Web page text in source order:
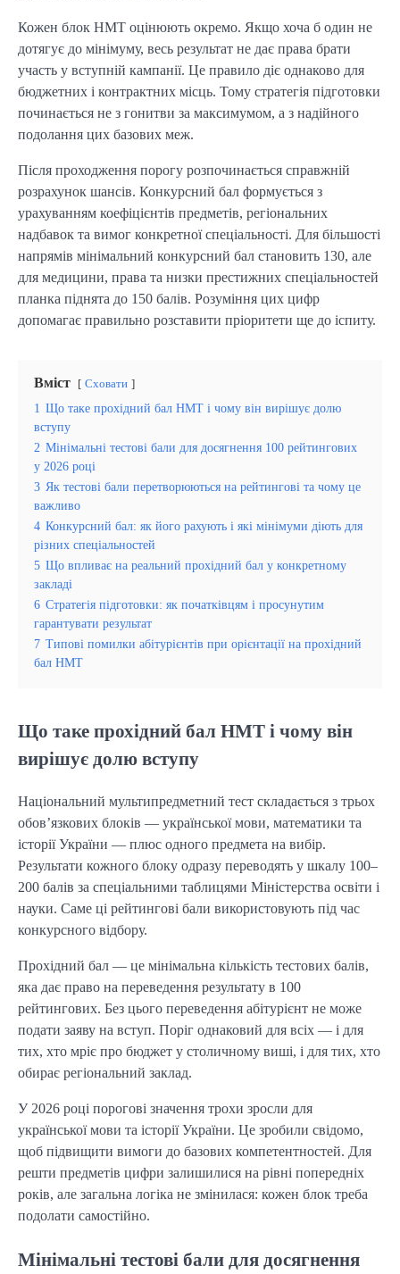
Кожен блок НМТ оцінюють окремо. Якщо хоча б один не
дотягує до мінімуму, весь результат не дає права брати
участь у вступній кампанії. Це правило діє однаково для
бюджетних і контрактних місць. Тому стратегія підготовки
починається не з гонитви за максимумом, а з надійного
подолання цих базових меж.
Після проходження порогу розпочинається справжній
розрахунок шансів. Конкурсний бал формується з
урахуванням коефіцієнтів предметів, регіональних
надбавок та вимог конкретної спеціальності. Для більшості
напрямів мінімальний конкурсний бал становить 130, але
для медицини, права та низки престижних спеціальностей
планка піднята до 150 балів. Розуміння цих цифр
допомагає правильно розставити пріоритети ще до іспиту.
Вміст Сховати
1 Що таке прохідний бал НМТ і чому він вирішує долю
вступу
2 Мінімальні тестові бали для досягнення 100 рейтингових
у 2026 році
3 Як тестові бали перетворюються на рейтингові та чому це
важливо
4 Конкурсний бал: як його рахують і які мінімуми діють для
різних спеціальностей
5 Що впливає на реальний прохідний бал у конкретному
закладі
6 Стратегія підготовки: як початківцям і просунутим
гарантувати результат
7 Типові помилки абітурієнтів при орієнтації на прохідний
бал НМТ
Що таке прохідний бал НМТ і чому він
вирішує долю вступу
Національний мультипредметний тест складається з трьох
обов’язкових блоків — української мови, математики та
історії України — плюс одного предмета на вибір.
Результати кожного блоку одразу переводять у шкалу 100–
200 балів за спеціальними таблицями Міністерства освіти і
науки. Саме ці рейтингові бали використовують під час
конкурсного відбору.
Прохідний бал — це мінімальна кількість тестових балів,
яка дає право на переведення результату в 100
рейтингових. Без цього переведення абітурієнт не може
подати заяву на вступ. Поріг однаковий для всіх — і для
тих, хто мріє про бюджет у столичному виші, і для тих, хто
обирає регіональний заклад.
У 2026 році порогові значення трохи зросли для
української мови та історії України. Це зробили свідомо,
щоб підвищити вимоги до базових компетентностей. Для
решти предметів цифри залишилися на рівні попередніх
років, але загальна логіка не змінилася: кожен блок треба
подолати самостійно.
Мінімальні тестові бали для досягнення